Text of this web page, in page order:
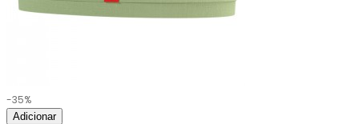
-35%
Adicionar